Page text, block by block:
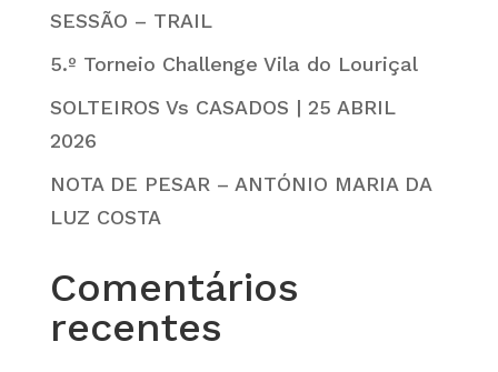
SESSÃO – TRAIL
5.º Torneio Challenge Vila do Louriçal
SOLTEIROS Vs CASADOS | 25 ABRIL
2026
NOTA DE PESAR – ANTÓNIO MARIA DA
LUZ COSTA
Comentários
recentes